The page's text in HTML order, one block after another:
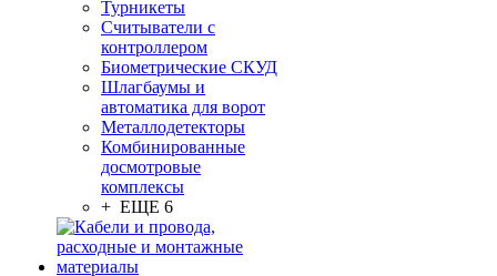
Турникеты
Считыватели с
контроллером
Биометрические СКУД
Шлагбаумы и
автоматика для ворот
Металлодетекторы
Комбинированные
досмотровые
комплексы
+ ЕЩЕ 6